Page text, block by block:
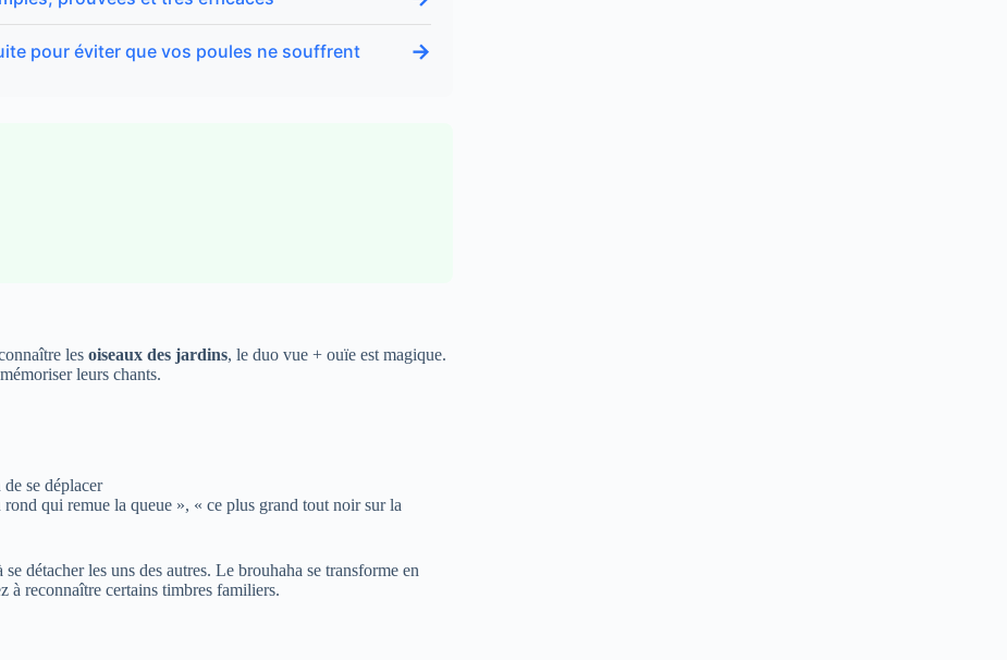
pour éviter que vos poules ne souffrent →
les oiseaux des jardins, le duo vue + ouïe est magique.
leurs chants.
se déplacer
qui remue la queue », « ce plus grand tout noir sur la
détacher les uns des autres. Le brouhaha se transforme en
à reconnaître certains timbres familiers.